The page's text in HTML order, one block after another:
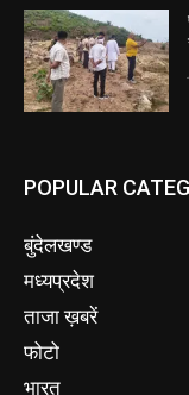
POPULAR
बुंदेलखण्ड
मध्यप्रदेश
ताजा ख़बरें
फोटो
भारत